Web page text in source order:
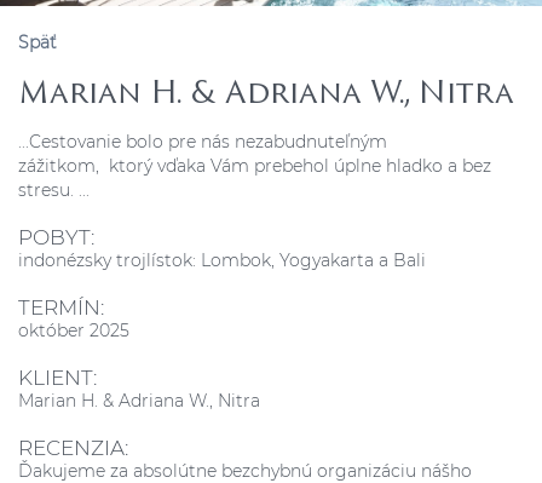
Späť
Marian H. & Adriana W., Nitra
...Cestovanie bolo pre nás nezabudnuteľným
zážitkom, ktorý vďaka Vám prebehol úplne hladko a bez
stresu. ...
POBYT:
indonézsky trojlístok: Lombok, Yogyakarta a Bali
TERMÍN:
október 2025
KLIENT:
Marian H. & Adriana W., Nitra
RECENZIA:
Ďakujeme za absolútne bezchybnú organizáciu nášho